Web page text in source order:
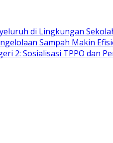
di Lingkungan
Sampah Makin
2: Sosialisasi TPPO dan